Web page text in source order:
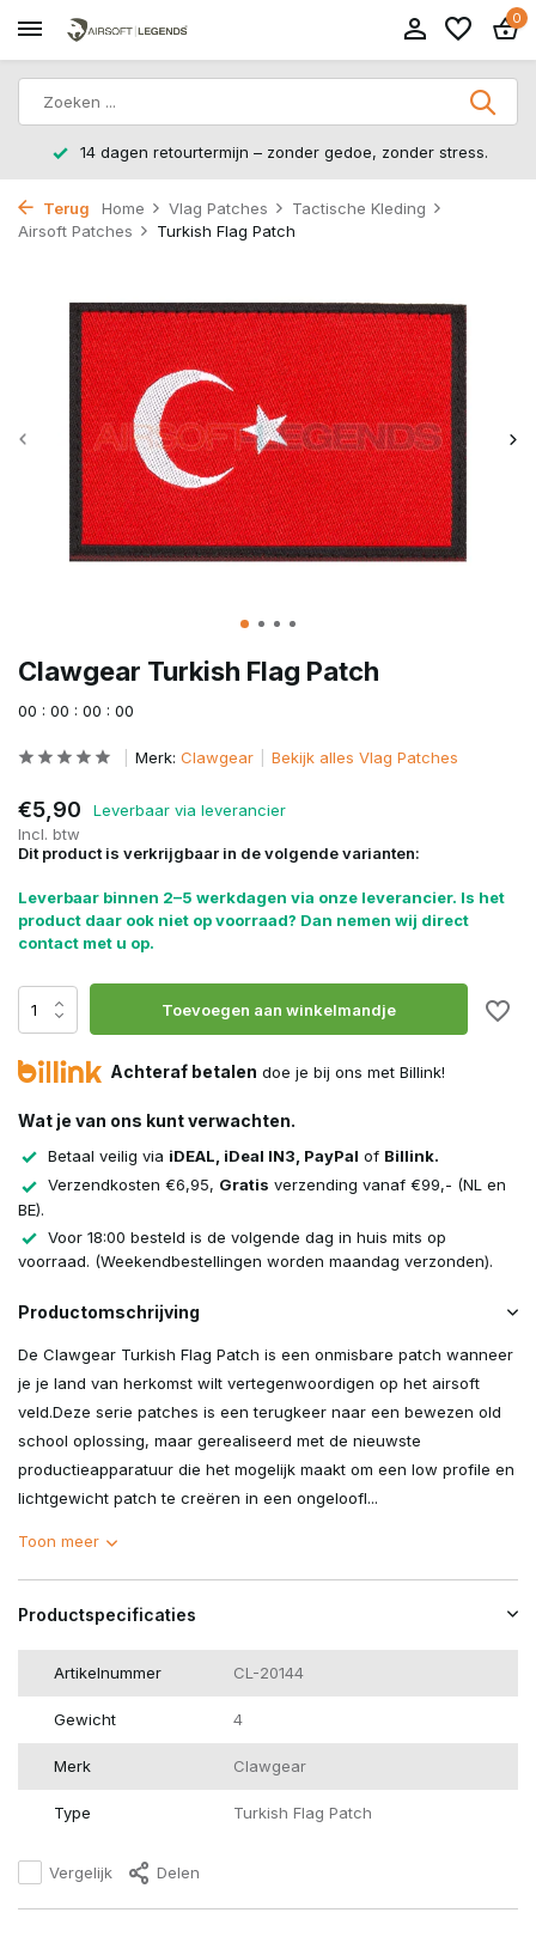
0
14 dagen retourtermijn – zonder gedoe, zonder stress.
Terug Home Vlag Patches
Tactische Kleding
Airsoft Patches
Turkish Flag Patch
Clawgear Turkish Flag Patch
00 : 00 : 00 : 00
Merk: Clawgear Bekijk alles Vlag Patches
€5,90
Leverbaar via leverancier
Incl. btw
Dit product is verkrijgbaar in de volgende varianten:
Leverbaar binnen 2–5 werkdagen via onze leverancier. Is het
product daar ook niet op voorraad? Dan nemen wij direct
contact met u op.
Toevoegen aan winkelmandje
Achteraf betalen doe je bij ons met Billink!
Wat je van ons kunt verwachten.
Betaal veilig via iDEAL, iDeal IN3, PayPal of Billink.
Verzendkosten €6,95, Gratis verzending vanaf €99,- (NL en
BE).
Voor 18:00 besteld is de volgende dag in huis mits op
voorraad. (Weekendbestellingen worden maandag verzonden).
Productomschrijving
De Clawgear Turkish Flag Patch is een onmisbare patch wanneer
je je land van herkomst wilt vertegenwoordigen op het airsoft
veld.Deze serie patches is een terugkeer naar een bewezen old
school oplossing, maar gerealiseerd met de nieuwste
productieapparatuur die het mogelijk maakt om een low profile en
lichtgewicht patch te creëren in een ongeloofl...
Toon meer
Productspecificaties
Artikelnummer CL-20144
Gewicht 4
Merk Clawgear
Type Turkish Flag Patch
Vergelijk Delen